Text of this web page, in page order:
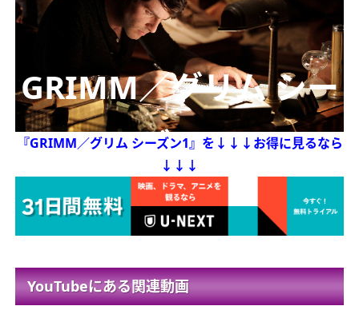
GRIMM／グリム シー
ズン1
『GRIMM／グリム シーズン1』を ↓↓↓お得に見るなら
↓↓↓
YouTubeにある関連動画